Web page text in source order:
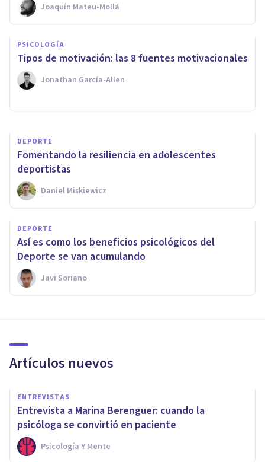
Joaquín Mateu-Mollá
PSICOLOGÍA
​Tipos de motivación: las 8 fuentes motivacionales
Jonathan García-Allen
DEPORTE
Los 8 problemas psicológicos
de los niños al afrontar la
práctica deportiva
DEPORTE
Fomentando la resiliencia en adolescentes
deportistas
Daniel Miskiewicz
DEPORTE
Así es como los beneficios psicológicos del
Deporte se van acumulando
Javi Soriano
Artículos nuevos
ENTREVISTAS
Entrevista a Marina Berenguer: cuando la
psicóloga se convirtió en paciente
Psicología Y Mente